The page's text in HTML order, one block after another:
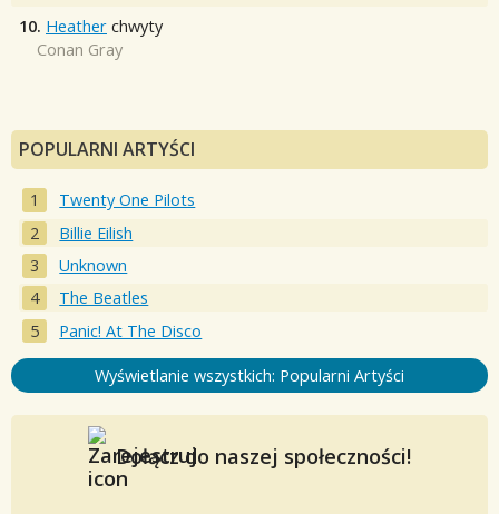
10. Heather chwyty
Conan Gray
POPULARNI ARTYŚCI
Twenty One Pilots
Billie Eilish
Unknown
The Beatles
Panic! At The Disco
Wyświetlanie wszystkich: Popularni Artyści
Dołącz do naszej społeczności!